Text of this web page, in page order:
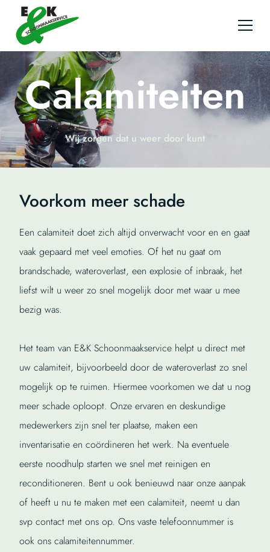
Ga naar de inhoud
Calamiteiten
Wij zorgen dat u weer door kunt
Voorkom meer schade
Een calamiteit doet zich altijd onverwacht voor en en gaat
vaak gepaard met veel emoties. Of het nu gaat om
brandschade, wateroverlast, een explosie of inbraak, het
liefst wilt u weer zo snel mogelijk door met waar u mee
bezig was.
Het team van E&K Schoonmaakservice helpt u direct met
uw calamiteit, bijvoorbeeld door de wateroverlast zo snel
mogelijk op te ruimen. Hiermee voorkomen we dat u nog
meer schade oploopt. Onze ervaren en deskundige
medewerkers zijn snel ter plaatse, maken een
inventarisatie en coördineren het werk. Na eventuele
eerste noodhulp starten we snel met reinigen en
reconditioneren. Bent u ook benieuwd naar onze aanpak
of heeft u nu te maken met een calamiteit, neemt u dan
svp contact met ons op. Ons vaste telefoonnummer is
ook ons calamiteitennummer.